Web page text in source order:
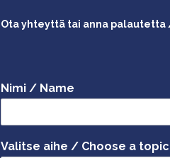
Ota yhteyttä tai anna
Nimi / Name
Valitse aihe / Choose a topic